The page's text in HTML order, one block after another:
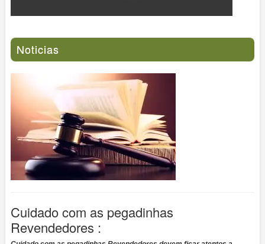
Noticias
Cuidado com as pegadinhas
Revendedores :